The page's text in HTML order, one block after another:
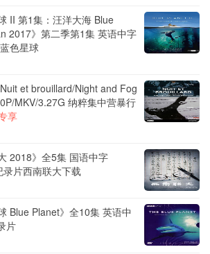
II 第1集：汪洋大海 Blue
2017》第二季第1集 英语中字
色星球
et brouillard/Night and Fog
MKV/3.27G 纳粹集中营暴行
享
2018》全5集 国语中字
片西南联大下载
Blue Planet》全10集 英语中
片